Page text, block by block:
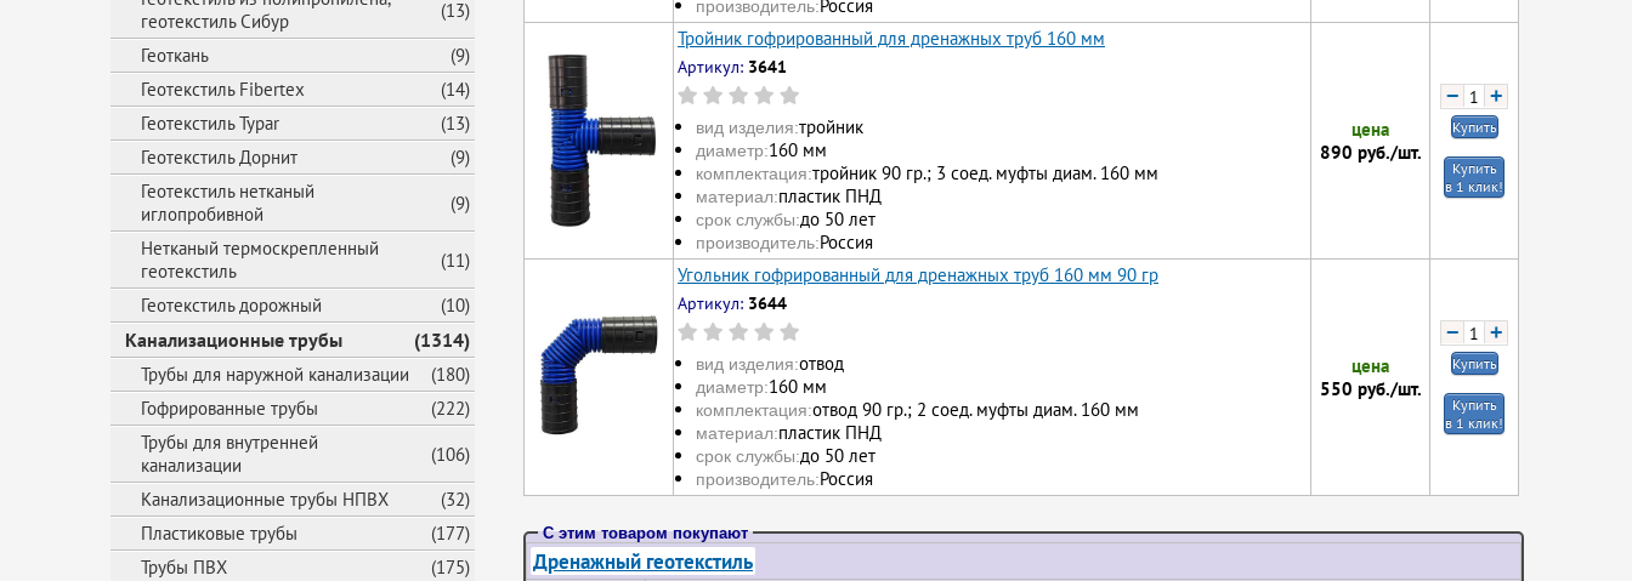
геотекстиль Сибур
(13)
Геоткань
(9)
Геотекстиль Fibertex
(14)
Геотекстиль Typar
(13)
Геотекстиль Дорнит
(9)
Геотекстиль нетканый
иглопробивной
(9)
Нетканый термоскрепленный
геотекстиль
(11)
Геотекстиль дорожный
(10)
Канализационные трубы (1314)
Трубы для наружной канализации
(180)
Гофрированные трубы
(222)
Трубы для внутренней
канализации
(106)
Канализационные трубы НПВХ
(32)
Пластиковые трубы
(177)
Трубы ПВХ
(175)
производитель:Россия
Тройник гофрированный для дренажных труб 160 мм
Артикул: 3641
вид изделия:тройник
диаметр:160 мм
комплектация:тройник 90 гр.; 3 соед. муфты диам. 160 мм
материал:пластик ПНД
срок службы:до 50 лет
производитель:Россия
цена
890 руб./шт.
− +
Купить
Купить
в 1 клик!
Угольник гофрированный для дренажных труб 160 мм 90 гр
Артикул: 3644
вид изделия:отвод
диаметр:160 мм
комплектация:отвод 90 гр.; 2 соед. муфты диам. 160 мм
материал:пластик ПНД
срок службы:до 50 лет
производитель:Россия
цена
550 руб./шт.
− +
Купить
Купить
в 1 клик!
С этим товаром покупают
Дренажный геотекстиль